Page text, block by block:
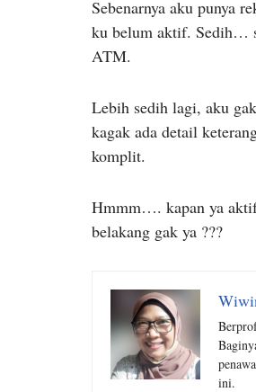
Sebenarnya aku punya
ku belum aktif. Sedih…
ATM.
Lebih sedih lagi, aku
kagak ada detail
komplit.
Hmmm…. kapan ya
belakang gak ya ???
ini.